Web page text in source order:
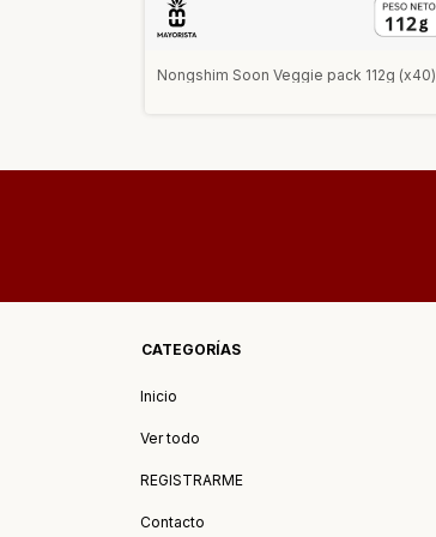
Nongshim Soon Veggie pack 112g (x40)
CATEGORÍAS
Inicio
Ver todo
REGISTRARME
Contacto